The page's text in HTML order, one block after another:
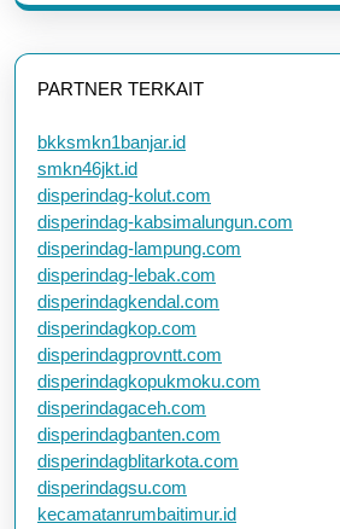
PARTNER TERKAIT
bkksmkn1banjar.id
smkn46jkt.id
disperindag-kolut.com
disperindag-kabsimalungun.com
disperindag-lampung.com
disperindag-lebak.com
disperindagkendal.com
disperindagkop.com
disperindagprovntt.com
disperindagkopukmoku.com
disperindagaceh.com
disperindagbanten.com
disperindagblitarkota.com
disperindagsu.com
kecamatanrumbaitimur.id